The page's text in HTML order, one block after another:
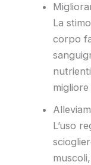
La
corpo
L’uso